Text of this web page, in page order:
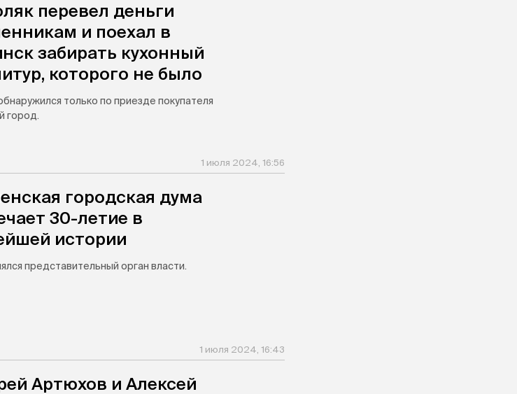
перевел деньги
и поехал в
забирать кухонный
которого не было
только по приезде покупателя
город.
1 июля 2024, 16:56
городская дума
30-летие в
истории
представительный орган власти.
1 июля 2024, 16:43
Артюхов и Алексей